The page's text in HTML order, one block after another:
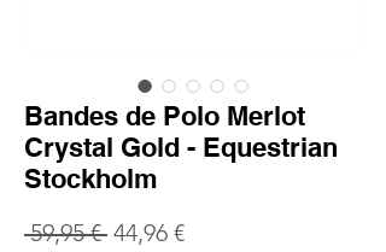
Bandes de Polo Merlot
Crystal Gold - Equestrian
Stockholm
59,95 € Prix
44,96 €Prix